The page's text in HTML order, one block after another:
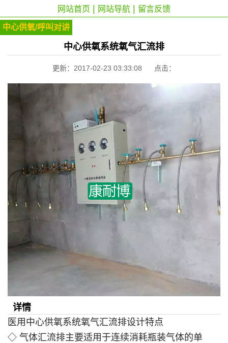
网站首页 网站导航 留言反馈
中心供氧/呼叫对讲
中心供氧系统氧气汇流排
更新：2017-02-23 03:33:08 点击：
详情
医用中心供氧系统氧气汇流排设计特点
◇ 气体汇流排主要适用于连续消耗瓶装气体的单